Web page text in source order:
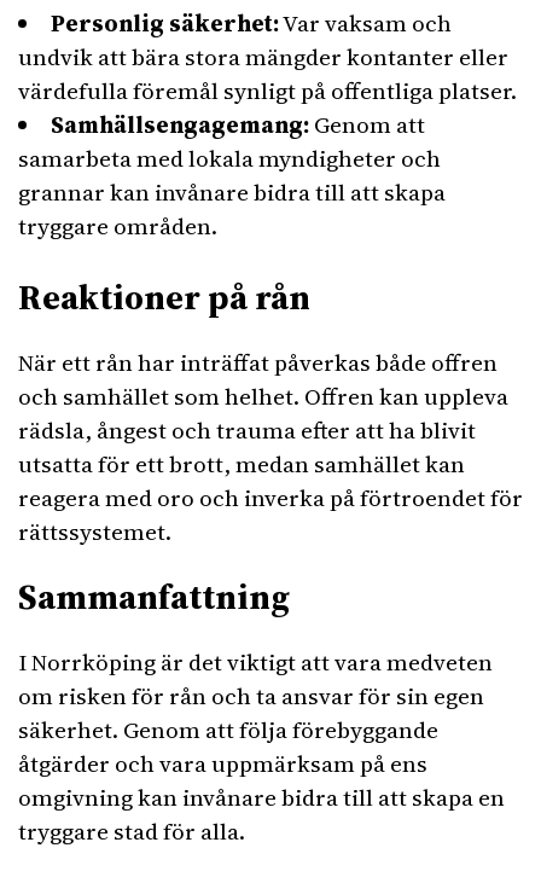
Personlig säkerhet:Var vaksam och
undvik att bära stora mängder kontanter eller
värdefulla föremål synligt på offentliga platser.
Samhällsengagemang:Genom att
samarbeta med lokala myndigheter och
grannar kan invånare bidra till att skapa
tryggare områden.
Reaktioner på rån
När ett rån har inträffat påverkas både offren
och samhället som helhet. Offren kan uppleva
rädsla, ångest och trauma efter att ha blivit
utsatta för ett brott, medan samhället kan
reagera med oro och inverka på förtroendet för
rättssystemet.
Sammanfattning
I Norrköping är det viktigt att vara medveten
om risken för rån och ta ansvar för sin egen
säkerhet. Genom att följa förebyggande
åtgärder och vara uppmärksam på ens
omgivning kan invånare bidra till att skapa en
tryggare stad för alla.